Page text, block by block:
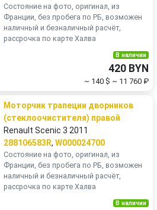
Renault
SEAT
Smart
Subaru
Tesla
Состояние на фото, оригинал, из
Франции, без пробега по РБ, возможен
наличный и безналичный расчёт,
рассрочка по карте Халва
В наличии
420 BYN
~ 140 $ ~ 11 760 ₽
Моторчик трапеции дворников
(стеклоочистителя) правой
Renault Scenic 3 2011
288106583R, W000024700
Состояние на фото, оригинал, из
Франции, без пробега по РБ, возможен
наличный и безналичный расчёт,
рассрочка по карте Халва
В наличии